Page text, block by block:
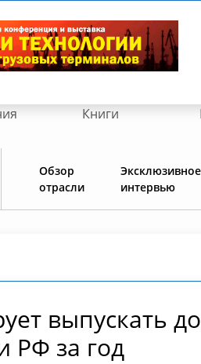
Книги
Обзор
отрасли
Эксклюзивное
интервью
выпускать до
РФ за год